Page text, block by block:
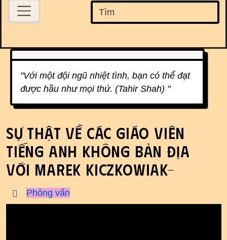
Navigation and related
Related content
"Với một đội ngũ nhiệt tình, bạn có thể đạt
được hầu như mọi thứ. (Tahir Shah) "
Sự thật về các giáo viên
tiếng Anh không bản địa
với Marek Kiczkowiak-
Phỏng vấn